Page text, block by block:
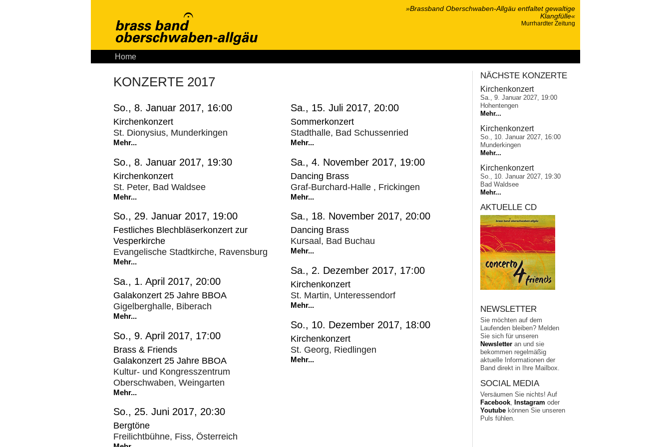
»Brassband Oberschwaben-Allgäu entfaltet gewaltige
Klangfülle«
Murrhardter Zeitung
Home
KONZERTE 2017
So., 8. Januar 2017, 16:00
Kirchenkonzert
St. Dionysius, Munderkingen
Mehr...
So., 8. Januar 2017, 19:30
Kirchenkonzert
St. Peter, Bad Waldsee
Mehr...
So., 29. Januar 2017, 19:00
Festliches Blechbläserkonzert zur
Vesperkirche
Evangelische Stadtkirche, Ravensburg
Mehr...
Sa., 1. April 2017, 20:00
Galakonzert 25 Jahre BBOA
Gigelberghalle, Biberach
Mehr...
So., 9. April 2017, 17:00
Brass & Friends
Galakonzert 25 Jahre BBOA
Kultur- und Kongresszentrum
Oberschwaben, Weingarten
Mehr...
So., 25. Juni 2017, 20:30
Bergtöne
Freilichtbühne, Fiss, Österreich
Sa., 15. Juli 2017, 20:00
Sommerkonzert
Stadthalle, Bad Schussenried
Mehr...
Sa., 4. November 2017, 19:00
Dancing Brass
Graf-Burchard-Halle , Frickingen
Mehr...
Sa., 18. November 2017, 20:00
Dancing Brass
Kursaal, Bad Buchau
Mehr...
Sa., 2. Dezember 2017, 17:00
Kirchenkonzert
St. Martin, Unteressendorf
Mehr...
So., 10. Dezember 2017, 18:00
Kirchenkonzert
St. Georg, Riedlingen
Mehr...
NÄCHSTE KONZERTE
Kirchenkonzert
Sa., 9. Januar 2027, 19:00
Hohentengen
Mehr...
Kirchenkonzert
So., 10. Januar 2027, 16:00
Munderkingen
Mehr...
Kirchenkonzert
So., 10. Januar 2027, 19:30
Bad Waldsee
Mehr...
AKTUELLE CD
NEWSLETTER
Sie möchten auf dem
Laufenden bleiben? Melden
Sie sich für unseren
Newsletter an und sie
bekommen regelmäßig
aktuelle Informationen der
Band direkt in Ihre Mailbox.
SOCIAL MEDIA
Versäumen Sie nichts! Auf
Facebook
Instagram oder
Youtube können Sie unseren
Puls fühlen.